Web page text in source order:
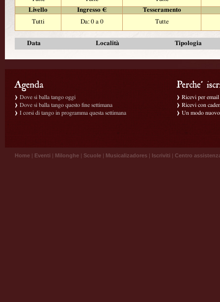
Livello
Ingresso €
Tesseramento
Tutti
Da: 0 a 0 Tutte
Data Località Tipologia
Dove si balla tango oggi
Dove si balla tango questo fine settimana
I corsi di tango in programma questa settimana
Ricevi per
Ricevi con
Un modo
Home | Eventi | Milonghe | Scuole | Musicalizadores | Iscriviti | Centro